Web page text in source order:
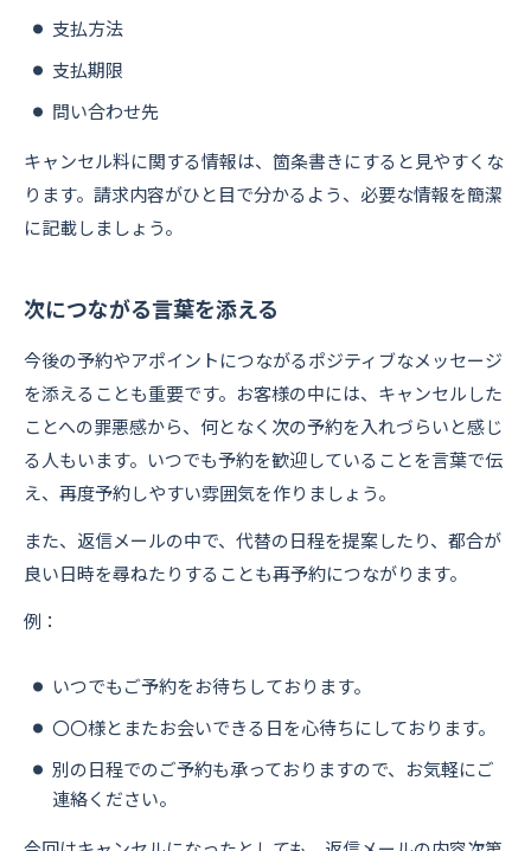
支払方法
支払期限
問い合わせ先
キャンセル料に関する情報は、箇条書きにすると見やすくな
ります。請求内容がひと目で分かるよう、必要な情報を簡潔
に記載しましょう。
次につながる言葉を添える
今後の予約やアポイントにつながるポジティブなメッセージ
を添えることも重要です。お客様の中には、キャンセルした
ことへの罪悪感から、何となく次の予約を入れづらいと感じ
る人もいます。いつでも予約を歓迎していることを言葉で伝
え、再度予約しやすい雰囲気を作りましょう。
また、返信メールの中で、代替の日程を提案したり、都合が
良い日時を尋ねたりすることも再予約につながります。
例：
いつでもご予約をお待ちしております。
〇〇様とまたお会いできる日を心待ちにしております。
別の日程でのご予約も承っておりますので、お気軽にご
連絡ください。